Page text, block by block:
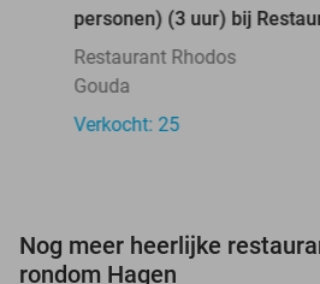
personen) (3 uur) bij
Restaurant Rhodos
Gouda
Verkocht: 25
Nog meer heerlijke
rondom Hagen